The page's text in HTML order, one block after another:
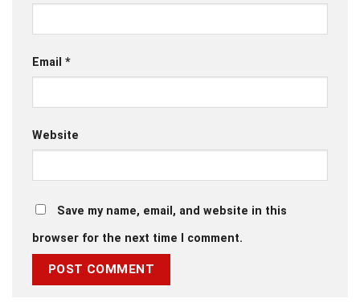
Email *
Website
Save my name, email, and website in this
browser for the next time I comment.